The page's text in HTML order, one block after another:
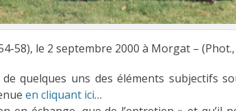
58), le 2 septembre 2000 à Morgat –
quelques uns des éléments subjectifs
en cliquant ici…